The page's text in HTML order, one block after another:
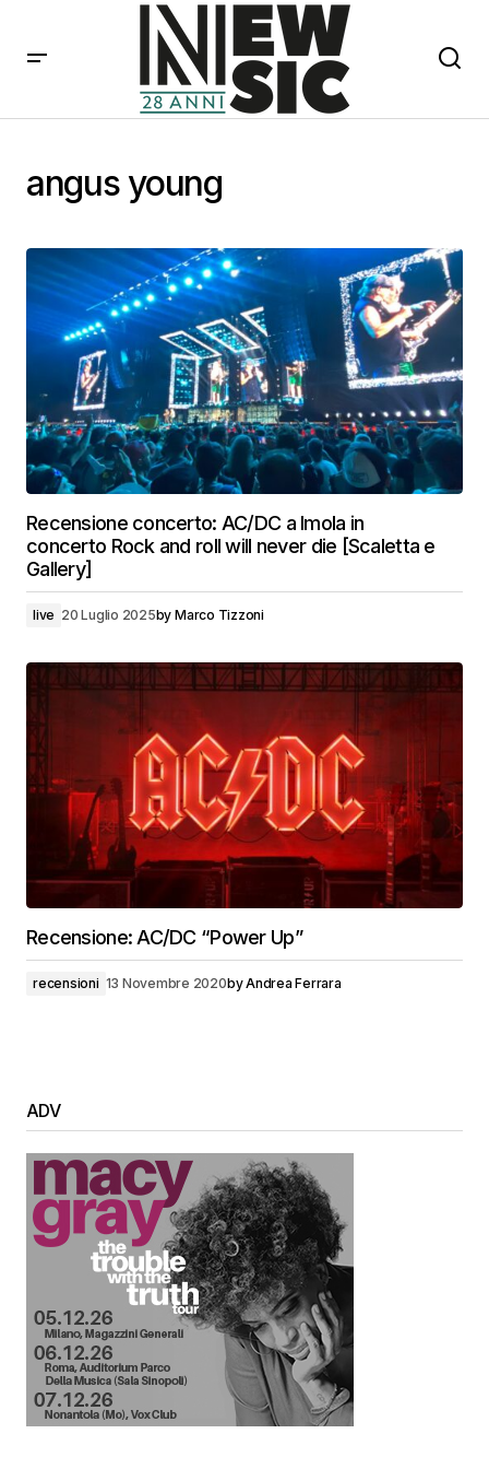
angus young
Recensione concerto: AC/DC a Imola in
concerto Rock and roll will never die [Scaletta e
Gallery]
live 20 Luglio 2025by Marco Tizzoni
Recensione: AC/DC “Power Up”
recensioni 13 Novembre 2020byAndrea Ferrara
ADV